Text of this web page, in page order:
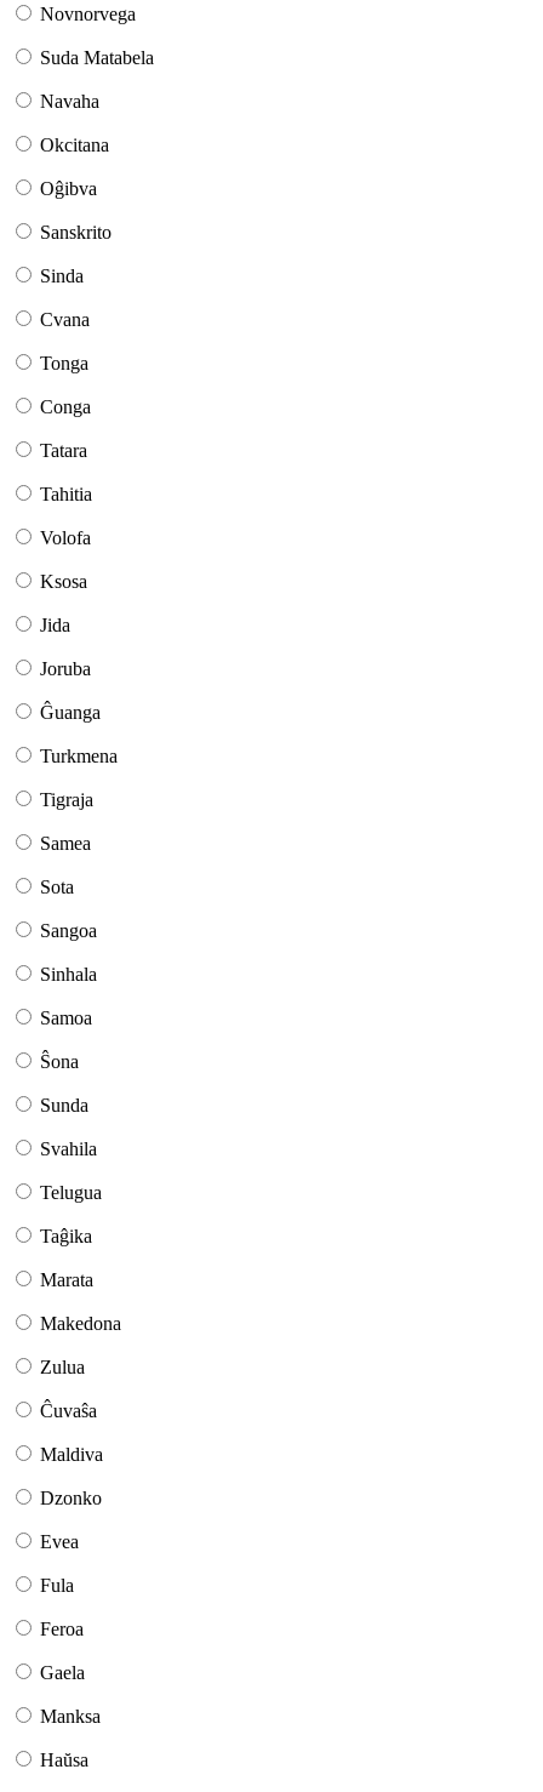
Novnorvega
Suda Matabela
Navaha
Okcitana
Oĝibva
Sanskrito
Sinda
Cvana
Tonga
Conga
Tatara
Tahitia
Volofa
Ksosa
Jida
Joruba
Ĝuanga
Turkmena
Tigraja
Samea
Sota
Sangoa
Sinhala
Samoa
Ŝona
Sunda
Svahila
Telugua
Taĝika
Marata
Makedona
Zulua
Ĉuvaŝa
Maldiva
Dzonko
Evea
Fula
Feroa
Gaela
Manksa
Haŭsa